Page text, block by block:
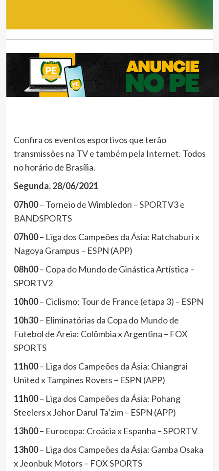
Confira os eventos esportivos que terão
transmissões na TV e também pela Internet. Todos
no horário de Brasília.
Segunda, 28/06/2021
07h00– Torneio de Wimbledon – SPORTV3 e
BANDSPORTS
07h00– Liga dos Campeões da Ásia: Ratchaburi x
Nagoya Grampus – ESPN (APP)
08h00– Copa do Mundo de Ginástica Artística –
SPORTV2
10h00– Ciclismo: Tour de France (etapa 3) – ESPN
10h30– Eliminatórias da Copa do Mundo de
Futebol de Areia: Colômbia x Argentina – FOX
SPORTS
11h00– Liga dos Campeões da Ásia: Chiangrai
United x Tampines Rovers – ESPN (APP)
11h00– Liga dos Campeões da Ásia: Pohang
Steelers x Johor Darul Ta’zim – ESPN (APP)
13h00– Eurocopa: Croácia x Espanha – SPORTV
13h00– Liga dos Campeões da Ásia: Gamba Osaka
x Jeonbuk Motors – FOX SPORTS